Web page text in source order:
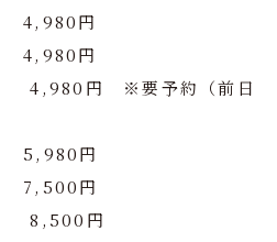
円
円
円 ※要予約（前日
円
7,500円
8,500円